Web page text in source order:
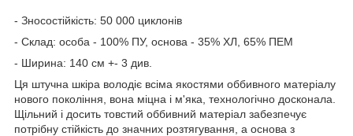
- Зносостійкість: 50 000 циклонів
- Склад: особа - 100% ПУ, основа - 35% ХЛ, 65% ПЕМ
- Ширина: 140 см +- 3 див.
Ця штучна шкіра володіє всіма якостями оббивного матеріалу
нового покоління, вона міцна і м'яка, технологічно досконала.
Щільний і досить товстий оббивний матеріал забезпечує
потрібну стійкість до значних розтягування, а основа з